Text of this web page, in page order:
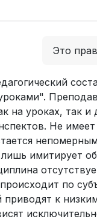
Это
на уроках, так и
Не
имитирует
по
к